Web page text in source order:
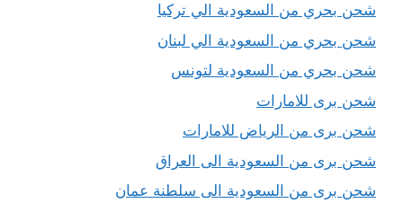
شحن بحري من السعودية الي تركيا
شحن بحري من السعودية الي لبنان
شحن بحري من السعودية لتونس
شحن برى للامارات
شحن برى من الرياض للامارات
شحن برى من السعودية الى العراق
شحن برى من السعودية الى سلطنة عمان